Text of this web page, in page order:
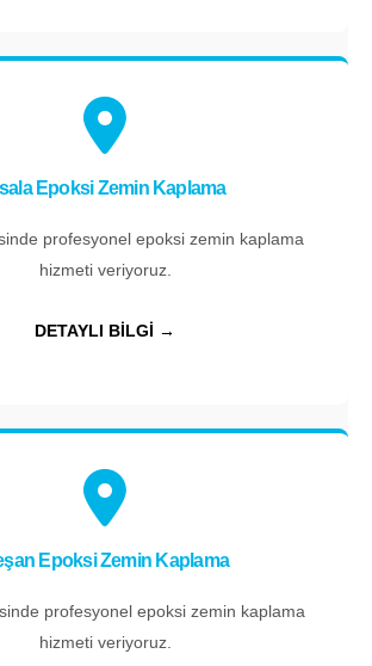
Epoksi Zemin Kaplama
profesyonel epoksi zemin kaplama
hizmeti veriyoruz.
DETAYLI BİLGİ →
Epoksi Zemin Kaplama
profesyonel epoksi zemin kaplama
hizmeti veriyoruz.